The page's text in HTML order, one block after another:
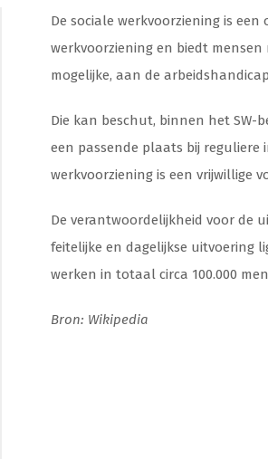
De sociale werkvoorziening is
werkvoorziening en biedt
mogelijke, aan de
Die kan beschut, binnen het
een passende plaats bij reguliere
werkvoorziening is een vrijwillige
De verantwoordelijkheid voor de
feitelijke en dagelijkse uitvoering
werken in totaal circa 100.000
Bron: Wikipedia